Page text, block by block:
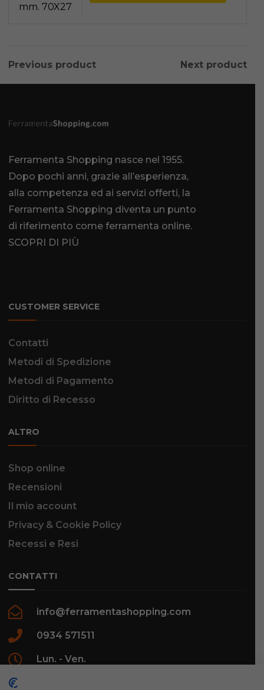
Previous product Next product
Ferramenta Shopping nasce nel 1955.
Dopo pochi anni, grazie all’esperienza,
alla competenza ed ai servizi offerti, la
Ferramenta Shopping diventa un punto
di riferimento come ferramenta online.
SCOPRI DI PIÙ
CUSTOMER SERVICE
Contatti
Metodi di Spedizione
Metodi di Pagamento
Diritto di Recesso
ALTRO
Shop online
Recensioni
Il mio account
Privacy & Cookie Policy
Recessi e Resi
CONTATTI
info@ferramentashopping.com
0934 571511
Lun. - Ven.